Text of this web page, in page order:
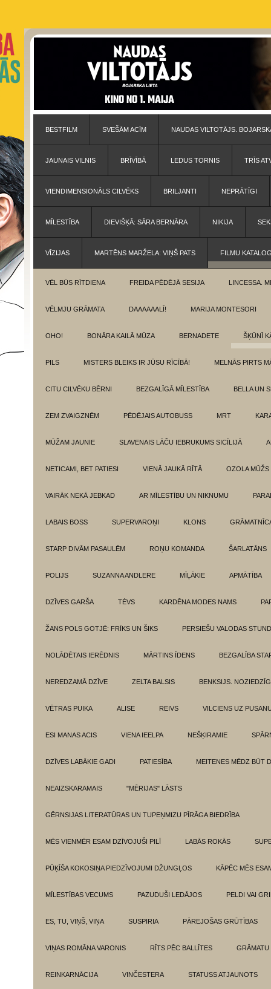
BESTFILM SVEŠĀM ACĪM NAUDAS VILTOTĀJS.
JAUNAIS VILNIS BRĪVĪBĀ LEDUS TORNIS TRĪS
VIENDIMENSIONĀLS CILVĒKS BRILJANTI NEPRĀTĪGI
MĪLESTĪBA DIEVIŠĶĀ: SĀRA BERNĀRA NIKIJA
VĪZIJAS MARTĒNS MARŽELA: VIŅŠ PATS FILMU
VĒL BŪS RĪTDIENA FREIDA PĒDĒJĀ SESIJA LINCESSA.
VĒLMJU GRĀMATA DAAAAAALĪ! MARIJA MONTESORI
OHO! BONĀRA KAILĀ MŪZA BERNADETE ŠĶŪNĪ
PILS MISTERS BLEIKS IR JŪSU RĪCĪBĀ! MELNĀS PIRTS
CITU CILVĒKU BĒRNI BEZGALĪGĀ MĪLESTĪBA BELLA UN
ZEM ZVAIGZNĒM PĒDĒJAIS AUTOBUSS MRT
MŪŽAM JAUNIE SLAVENAIS LĀČU IEBRUKUMS SICĪLIJĀ
NETICAMI, BET PATIESI VIENĀ JAUKĀ RĪTĀ OZOLA MŪŽS
VAIRĀK NEKĀ JEBKAD AR MĪLESTĪBU UN NIKNUMU
LABAIS BOSS SUPERVAROŅI KLONS
STARP DIVĀM PASAULĒM ROŅU KOMANDA ŠARLATĀNS
POLIJS SUZANNA ANDLERE MĪĻĀKIE APMĀTĪBA
DZĪVES GARŠA TĖVS KARDĒNA MODES NAMS
ŽANS POLS GOTJĒ: FRĪKS UN ŠIKS PERSIEŠU VALODAS
NOLĀDĒTAIS IERĒDNIS MĀRTINS ĪDENS BEZGALĪBA
NEREDZAMĀ DZĪVE ZELTA BALSIS BENKSIJS.
VĒTRAS PUIKA ALISE REIVS VILCIENS UZ
ESI MANAS ACIS VIENA IEELPA NEŠĶIRAMIE
DZĪVES LABĀKIE GADI PATIESĪBA MEITENES MĒDZ BŪT
NEAIZSKARAMAIS "MĒRIJAS" LĀSTS
GĒRNSIJAS LITERATŪRAS UN TUPEŅMIZU PĪRĀGA BIEDRĪBA
MĒS VIENMĒR ESAM DZĪVOJUŠI PILĪ LABĀS ROKĀS
PŪĶĪŠA KOKOSIŅA PIEDZĪVOJUMI DŽUNGĻOS KĀPĒC MĒS
MĪLESTĪBAS VECUMS PAZUDUŠI LEDĀJOS PELDI VAI
ES, TU, VIŅŠ, VIŅA SUSPIRIA PĀREJOŠAS GRŪTĪBAS
VIŅAS ROMĀNA VARONIS RĪTS PĒC BALLĪTES GRĀMATU
REINKARNĀCIJA VINČESTERA STATUSS ATJAUNOTS